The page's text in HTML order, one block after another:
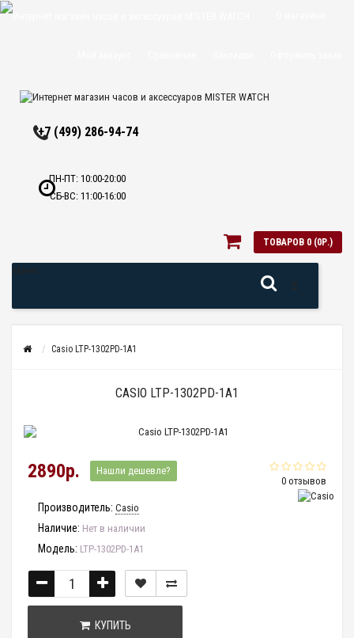
+7 (499) 286-94-74
ПН-ПТ: 10:00-20:00
СБ-ВС: 11:00-16:00
ТОВАРОВ 0 (0Р.)
Casio LTP-1302PD-1A1
CASIO LTP-1302PD-1A1
0 отзывов
2890р. Нашли дешевле?
Производитель: Casio
Наличие: Нет в наличии
Модель: LTP-1302PD-1A1
КУПИТЬ